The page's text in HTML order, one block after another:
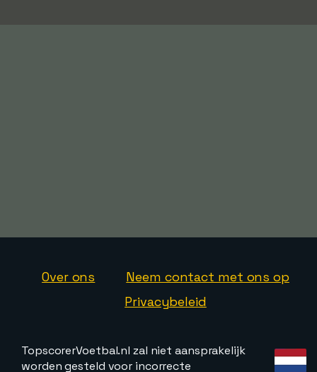
Over ons
Neem contact met ons op
Privacybeleid
TopscorerVoetbal.nl zal niet aansprakelijk
worden gesteld voor incorrecte